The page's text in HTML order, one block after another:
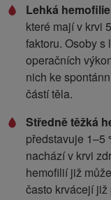
Lehká hemofilie
které mají v krvi
faktoru. Osoby
operačních
nich ke
částí těla.
Středně těžká
představuje 1–5
nachází v krvi
hemofilií již
často krvácejí